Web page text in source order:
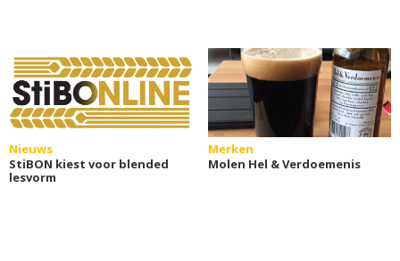
Nieuws
StiBON kiest voor blended
lesvorm
Merken
Molen Hel & Verdoemenis